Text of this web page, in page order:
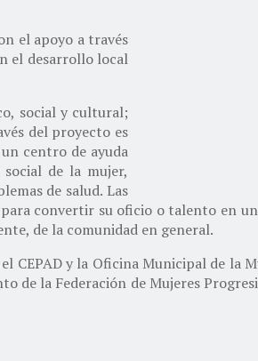
el apoyo a través
el desarrollo local
social y cultural;
del proyecto es
centro de ayuda
de la mujer,
de salud. Las
convertir su oficio o talento en
de la comunidad en general.
CEPAD y la Oficina Municipal de la
de la Federación de Mujeres